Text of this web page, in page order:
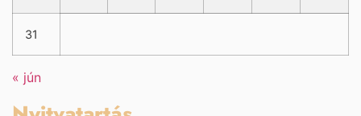
31
« jún